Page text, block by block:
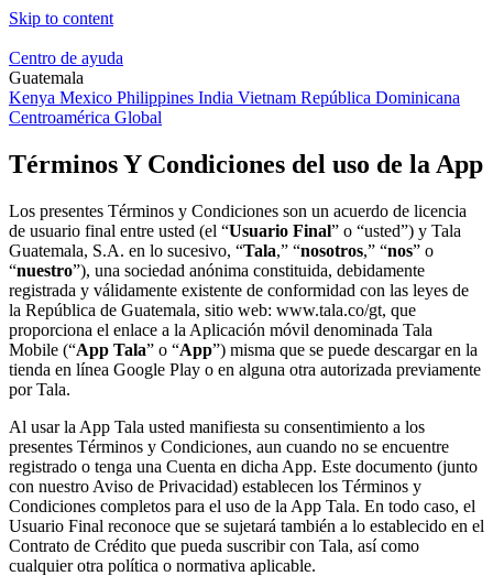
Skip to content
Centro de ayuda
Guatemala
Kenya Mexico Philippines India Vietnam República Dominicana
Centroamérica Global
Términos Y Condiciones del uso de la App
Los presentes Términos y Condiciones son un acuerdo de licencia
de usuario final entre usted (el “Usuario Final” o “usted”) y Tala
Guatemala, S.A. en lo sucesivo, “Tala,” “nosotros,” “nos” o
“nuestro”), una sociedad anónima constituida, debidamente
registrada y válidamente existente de conformidad con las leyes de
la República de Guatemala, sitio web: www.tala.co/gt, que
proporciona el enlace a la Aplicación móvil denominada Tala
Mobile (“App Tala” o “App”) misma que se puede descargar en la
tienda en línea Google Play o en alguna otra autorizada previamente
por Tala.
Al usar la App Tala usted manifiesta su consentimiento a los
presentes Términos y Condiciones, aun cuando no se encuentre
registrado o tenga una Cuenta en dicha App. Este documento (junto
con nuestro Aviso de Privacidad) establecen los Términos y
Condiciones completos para el uso de la App Tala. En todo caso, el
Usuario Final reconoce que se sujetará también a lo establecido en el
Contrato de Crédito que pueda suscribir con Tala, así como
cualquier otra política o normativa aplicable.